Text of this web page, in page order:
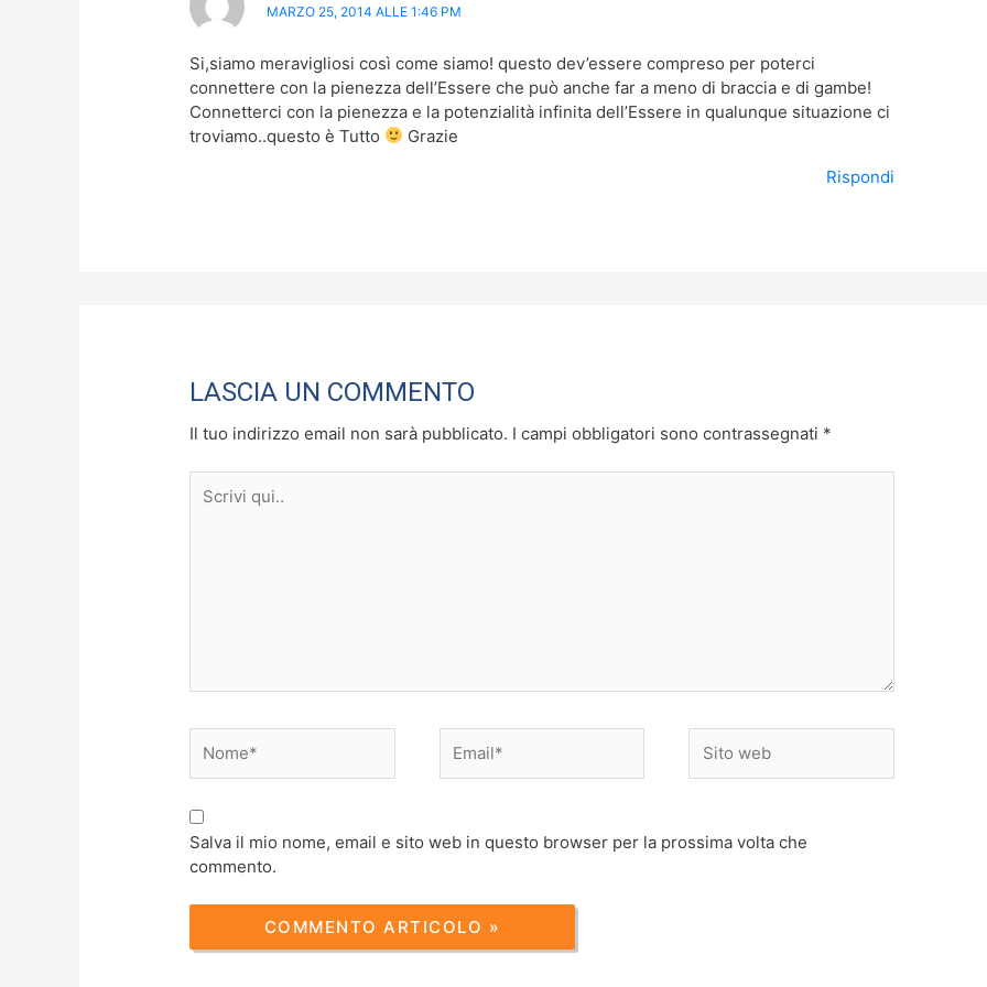
MARZO 25, 2014 ALLE 1:46 PM
Si,siamo meravigliosi così come siamo! questo dev’essere compreso per poterci
connettere con la pienezza dell’Essere che può anche far a meno di braccia e di gambe!
Connetterci con la pienezza e la potenzialità infinita dell’Essere in qualunque situazione ci
troviamo..questo è Tutto
Grazie
Rispondi
LASCIA UN COMMENTO
Il tuo indirizzo email non sarà pubblicato. I campi obbligatori sono contrassegnati *
qui..
web
Salva il mio nome, email e sito web in questo browser per la prossima volta che
commento.